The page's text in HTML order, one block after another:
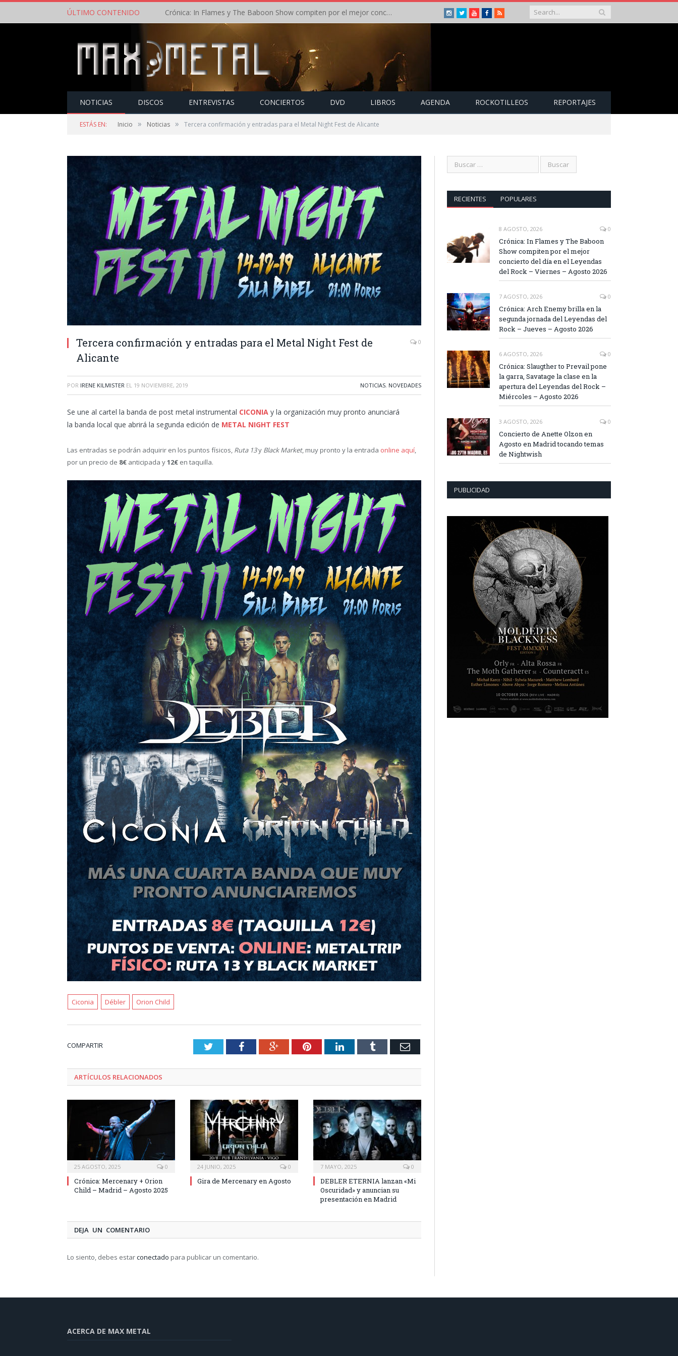
ÚLTIMO CONTENIDO Crónica: In Flames y The Baboon Show compiten por el mejor concierto del día en el Leyendas del Rock – Viernes – Agosto 2026 Instagram
TwitterYoutubeFacebook
RSS
NOTICIAS DISCOS ENTREVISTAS CONCIERTOS DVD LIBROS AGENDA ROCKOTILLEOS REPORTAJES
ESTÁS EN: Inicio » Noticias » Tercera confirmación y entradas para el Metal Night Fest de Alicante
Tercera confirmación y entradas para el Metal Night Fest de
Alicante
0
POR IRENE KILMISTER EL 19 NOVIEMBRE, 2019 NOTICIAS, NOVEDADES
Se une al cartel la banda de post metal instrumental CICONIA y la organización muy pronto anunciará
la banda local que abrirá la segunda edición de METAL NIGHT FEST
Las entradas se podrán adquirir en los puntos físicos, Ruta 13y Black Market, muy pronto y la entrada online aquí,
por un precio de 8€ anticipada y12€ en taquilla.
Ciconia Débler Orion Child
COMPARTIR TwitterFacebookGoogle+PinterestLinkedInTumblr Email
ARTÍCULOS RELACIONADOS
25 AGOSTO, 2025 0
Crónica: Mercenary + Orion
Child – Madrid – Agosto 2025
24 JUNIO, 2025 0
Gira de Mercenary en Agosto
7 MAYO, 2025 0
DEBLER ETERNIA lanzan «Mi
Oscuridad» y anuncian su
presentación en Madrid
DEJA UN COMENTARIO
Lo siento, debes estarconectado para publicar un comentario.
RECIENTES POPULARES
8 AGOSTO, 2026 0
Crónica: In Flames y The Baboon
Show compiten por el mejor
concierto del día en el Leyendas
del Rock – Viernes – Agosto 2026
7 AGOSTO, 2026 0
Crónica: Arch Enemy brilla en la
segunda jornada del Leyendas del
Rock – Jueves – Agosto 2026
6 AGOSTO, 2026 0
Crónica: Slaugther to Prevail pone
la garra, Savatage la clase en la
apertura del Leyendas del Rock –
Miércoles – Agosto 2026
3 AGOSTO, 2026 0
Concierto de Anette Olzon en
Agosto en Madrid tocando temas
de Nightwish
PUBLICIDAD
ACERCA DE MAX METAL